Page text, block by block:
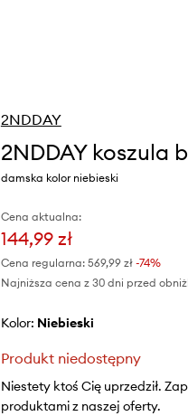
2NDDAY
2NDDAY koszula
damska kolor niebieski
Cena aktualna:
144,99 zł
Cena regularna: 569,99 zł-74%
Najniższa cena z 30 dni przed
Kolor: niebieski
Produkt niedostępny
Niestety ktoś Cię uprzedził.
produktami z naszej oferty.